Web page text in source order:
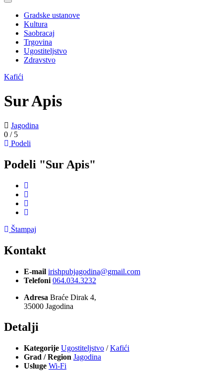
Toggle
navigationGradske ustanove
Kultura
Saobracaj
Trgovina
Ugostiteljstvo
Zdravstvo
Kafići
Sur Apis
Jagodina
0 /5
Podeli
Podeli "Sur Apis"
Štampaj
Kontakt
E-mail irishpubjagodina@gmail.com
Telefoni 064.034.3232
Adresa Braće Dirak 4,
35000 Jagodina
Detalji
Kategorije Ugostiteljstvo /Kafići
Grad / Region Jagodina
Usluge Wi-Fi